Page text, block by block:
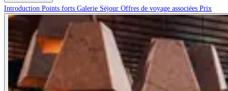
Introduction Points forts Galerie Séjour Offres de voyage associées Prix